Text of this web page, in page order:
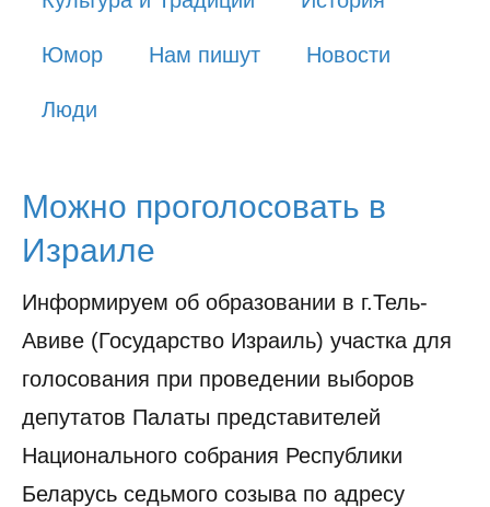
Хроника
Люди
Юмор Нам пишут Новости
Люди
Можно проголосовать в
Израиле
Информируем об образовании в г.Тель-
Авиве (Государство Израиль) участка для
голосования при проведении выборов
депутатов Палаты представителей
Национального собрания Республики
Беларусь седьмого созыва по адресу